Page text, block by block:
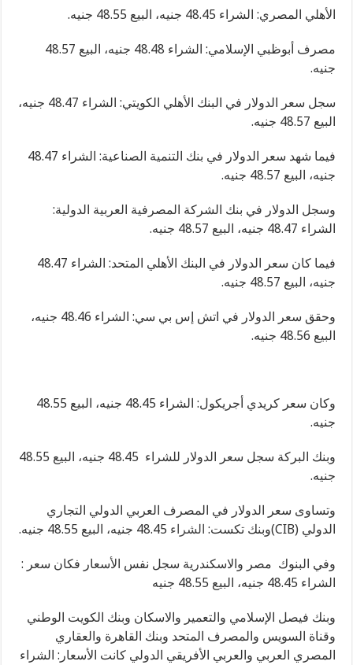
الأهلي المصري: الشراء 48.45 جنيه، البيع 48.55 جنيه.
مصرف أبوظبي الإسلامي: الشراء 48.48 جنيه، البيع 48.57
جنيه.
سجل سعر الدولار في البنك الأهلي الكويتي: الشراء 48.47 جنيه،
البيع 48.57 جنيه.
فيما شهد سعر الدولار في بنك التنمية الصناعية: الشراء 48.47
جنيه، البيع 48.57 جنيه.
وسجل الدولار في بنك الشركة المصرفية العربية الدولية:
الشراء 48.47 جنيه، البيع 48.57 جنيه.
فيما كان سعر الدولار في البنك الأهلي المتحد: الشراء 48.47
جنيه، البيع 48.57 جنيه.
وحقق سعر الدولار في اتش إس بي سي: الشراء 48.46 جنيه،
البيع 48.56 جنيه.
وكان سعر كريدي أجريكول: الشراء 48.45 جنيه، البيع 48.55
جنيه.
وبنك البركة سجل سعر الدولار للشراء 48.45 جنيه، البيع 48.55
جنيه.
وتساوى سعر الدولار في المصرف العربي الدولي التجاري
الدولي (CIB)وبنك تكست:
الشراء 48.45 جنيه، البيع 48.55 جنيه.
وفي البنوك مصر والاسكندرية سجل نفس الأسعار فكان سعر :
الشراء 48.45 جنيه، البيع 48.55 جنيه
وبنك فيصل الإسلامي والتعمير والاسكان وبنك الكويت الوطني
وقناة السويس والمصرف المتحد وبنك القاهرة والعقاري
المصري العربي والعربي الأفريقي الدولي كانت الأسعار: الشراء